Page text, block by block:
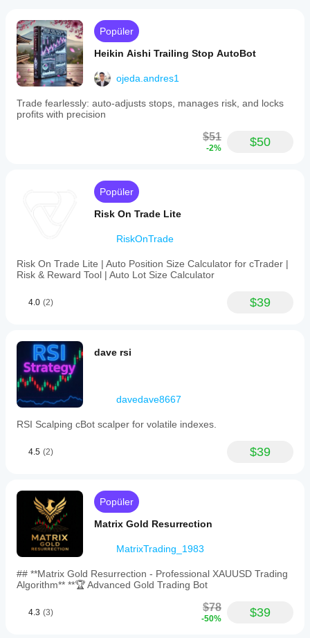
Popüler
Heikin Aishi Trailing Stop AutoBot
ojeda.andres1
Trade fearlessly: auto-adjusts stops, manages risk, and locks
profits with precision
$51
-2% $50
Popüler
Risk On Trade Lite
RiskOnTrade
Risk On Trade Lite | Auto Position Size Calculator for cTrader |
Risk & Reward Tool | Auto Lot Size Calculator
4.0 (2) $39
dave rsi
davedave8667
RSI Scalping cBot scalper for volatile indexes.
4.5 (2) $39
Popüler
Matrix Gold Resurrection
MatrixTrading_1983
## **Matrix Gold Resurrection - Professional XAUUSD Trading
Algorithm** **🏆 Advanced Gold Trading Bot
4.3 (3) $78
-50% $39